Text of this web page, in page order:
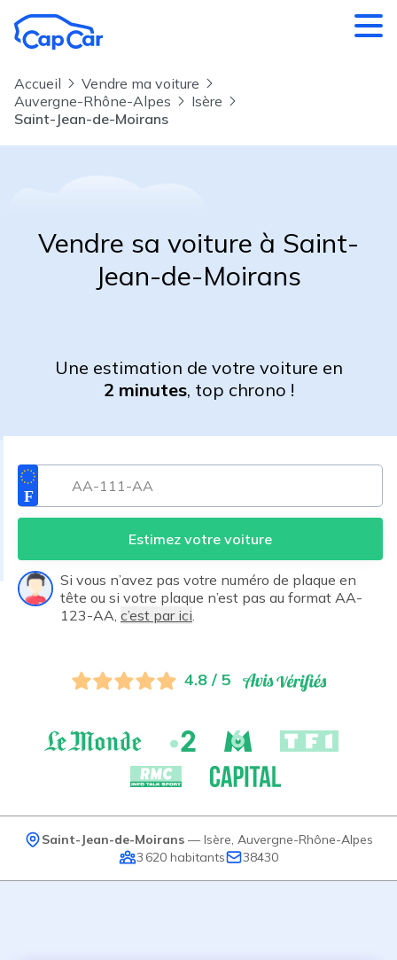
Accueil
Vendre ma voiture
Auvergne-Rhône-Alpes
Isère
Saint-Jean-de-Moirans
Vendre sa voiture à Saint-
Jean-de-Moirans
Une estimation de votre voiture en
2 minutes, top chrono !
Estimez votre voiture
Si vous n’avez pas votre numéro de plaque en
tête ou si votre plaque n’est pas au format AA-
123-AA, c’est par ici
4.8 / 5
Saint-Jean-de-Moirans — Isère Auvergne-Rhône-Alpes
3 620 habitants 38430